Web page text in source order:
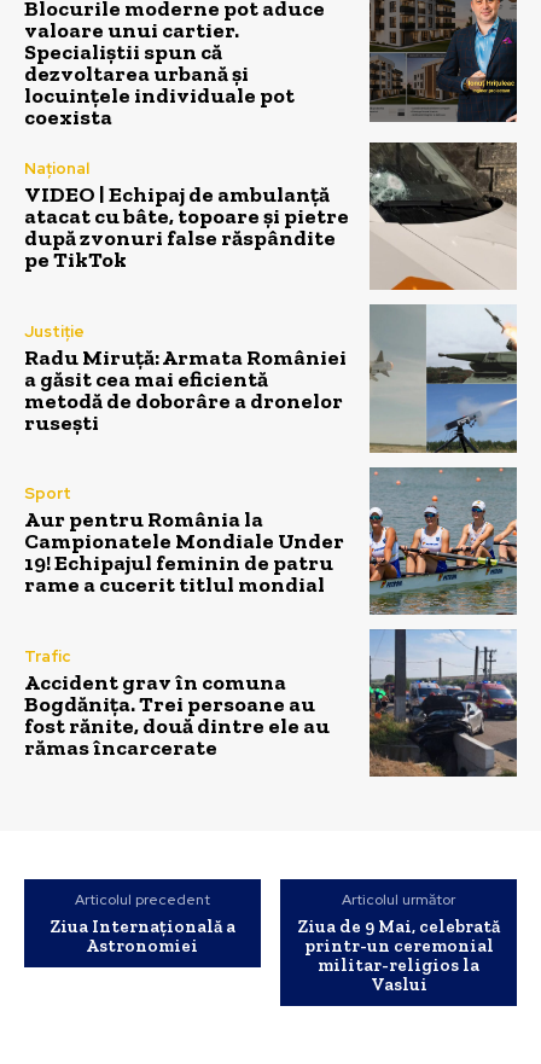
Blocurile moderne pot aduce
valoare unui cartier.
Specialiștii spun că
dezvoltarea urbană și
locuințele individuale pot
coexista
Național
VIDEO | Echipaj de ambulanță
atacat cu bâte, topoare și pietre
după zvonuri false răspândite
pe TikTok
Justiție
Radu Miruță: Armata României
a găsit cea mai eficientă
metodă de doborâre a dronelor
rusești
Sport
Aur pentru România la
Campionatele Mondiale Under
19! Echipajul feminin de patru
rame a cucerit titlul mondial
Trafic
Accident grav în comuna
Bogdănița. Trei persoane au
fost rănite, două dintre ele au
rămas încarcerate
Articolul precedent
Ziua Internaţională a
Astronomiei
Articolul următor
Ziua de 9 Mai, celebrată
printr-un ceremonial
militar-religios la
Vaslui